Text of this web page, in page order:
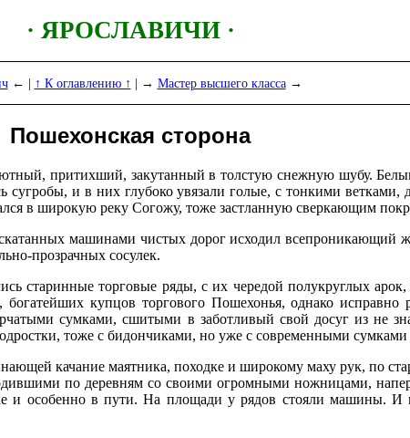
· ЯРОСЛАВИЧИ ·
← | ↑ К оглавлению ↑ | → Мастер высшего класса→
Пошехонская сторона
притихший, закутанный в толстую снежную шубу.
и в них глубоко увязали голые, с тонкими
в широкую реку Согожу, тоже застланную сверкающим
машинами чистых дорог исходил всепроникающий
прозрачных сосулек.
старинные торговые ряды, с их чередой полукруглых
купцов торгового Пошехонья, однако
сумками, сшитыми в заботливый свой досуг из не
тоже с бидончиками, но уже с современными
качание маятника, походке и широкому маху рук, по
по деревням со своими огромными ножницами,
и особенно в пути. На площади у рядов стояли машины. И